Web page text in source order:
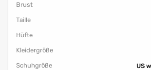
Brust
Taille
Hüfte
Kleidergröße
Schuhgröße
US